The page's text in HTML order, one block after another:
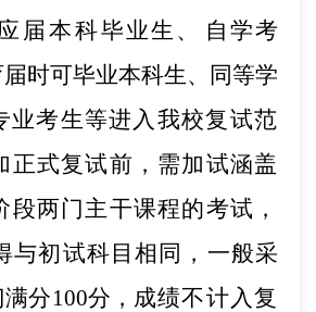
届本科毕业生、
自学考
时可毕业本科生、同等学
业考生等进入我校复试范
正式复试前，需加试涵盖
段两门主干课程的考试，
与初试科目相同，一般采
分100分， 成绩不计入复